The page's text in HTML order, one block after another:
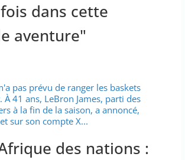
dans cette
aventure"
pas prévu de ranger les baskets
41 ans, LeBron James, parti des
à la fin de la saison, a annoncé,
sur son compte X...
des nations :